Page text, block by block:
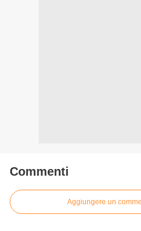
Commenti
Aggiungere un